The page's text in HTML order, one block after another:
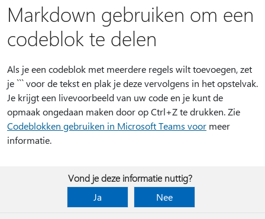
Markdown gebruiken om een
codeblok te delen
Als je een codeblok met meerdere regels wilt toevoegen, zet
je ``` voor de tekst en plak je deze vervolgens in het opstelvak.
Je krijgt een livevoorbeeld van uw code en je kunt de
opmaak ongedaan maken door op Ctrl+Z te drukken. Zie
Codeblokken gebruiken in Microsoft Teams voor meer
informatie.
Vond je deze informatie nuttig?
Ja
Nee